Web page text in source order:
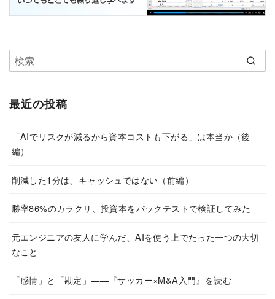
最近の投稿
「AIでリスクが減るから資本コストも下がる」は本当か（後
編）
削減した1分は、キャッシュではない（前編）
勝率86%のカラクリ、投資本をバックテストで検証してみた
元エンジニアの友人に学んだ、AIを使う上でたった一つの大切
なこと
「感情」と「勘定」——『サッカー×M&A入門』を読む